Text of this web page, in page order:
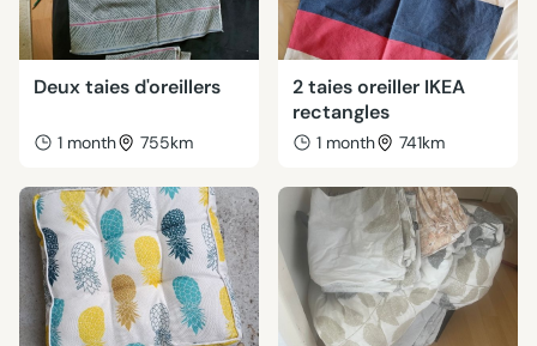
Deux taies d'oreillers
1 month 755km
2 taies oreiller IKEA
rectangles
1 month 741km